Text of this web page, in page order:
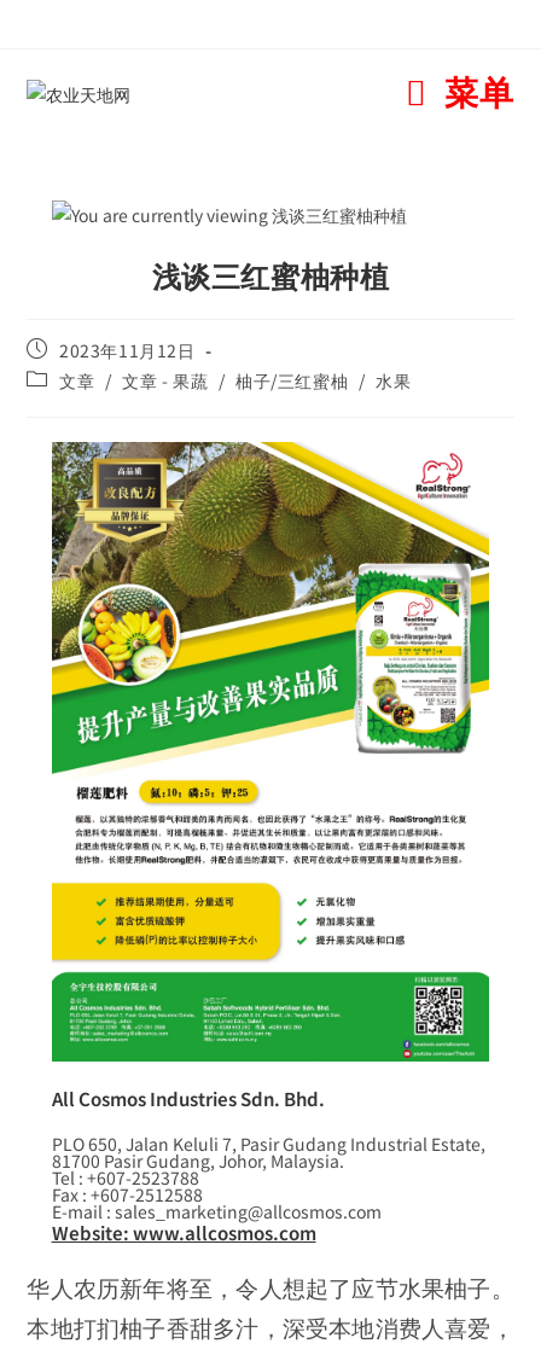
菜单
浅谈三红蜜柚种植
2023年11月12日
文章 / 文章 - 果蔬 / 柚子/三红蜜柚 / 水果
All Cosmos Industries Sdn. Bhd.
PLO 650, Jalan Keluli 7, Pasir Gudang Industrial Estate,
81700 Pasir Gudang, Johor, Malaysia.
Tel : +607-2523788
Fax : +607-2512588
E-mail : sales_marketing@allcosmos.com
Website: www.allcosmos.com
华人农历新年将至，令人想起了应节水果柚子。
本地打扪柚子香甜多汁，深受本地消费人喜爱，